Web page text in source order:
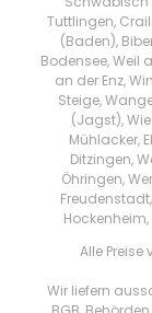
Tuttlingen,
(Baden),
Bodensee, Weil
an der Enz,
Steige,
(Jagst),
Mühlacker,
Ditzingen,
Öhringen,
Alle
Wir liefern